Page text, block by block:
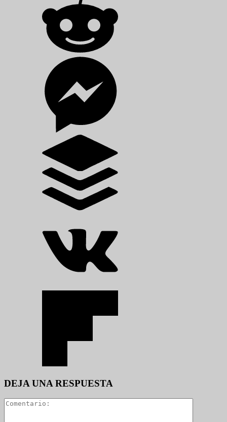
DEJA UNA RESPUESTA